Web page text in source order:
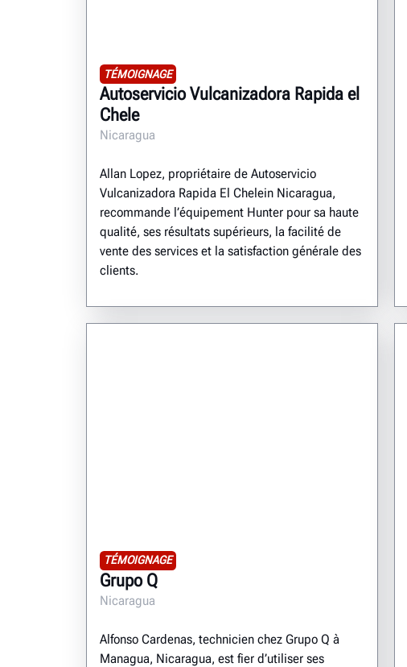
TÉMOIGNAGE
Autoservicio Vulcanizadora Rapida el
Chele
Nicaragua
Allan Lopez, propriétaire de Autoservicio
Vulcanizadora Rapida El Chelein Nicaragua,
recommande l’équipement Hunter pour sa haute
qualité, ses résultats supérieurs, la facilité de
vente des services et la satisfaction générale des
clients.
TÉMOIGNAGE
Grupo Q
Nicaragua
Alfonso Cardenas, technicien chez Grupo Q à
Managua, Nicaragua, est fier d’utiliser ses